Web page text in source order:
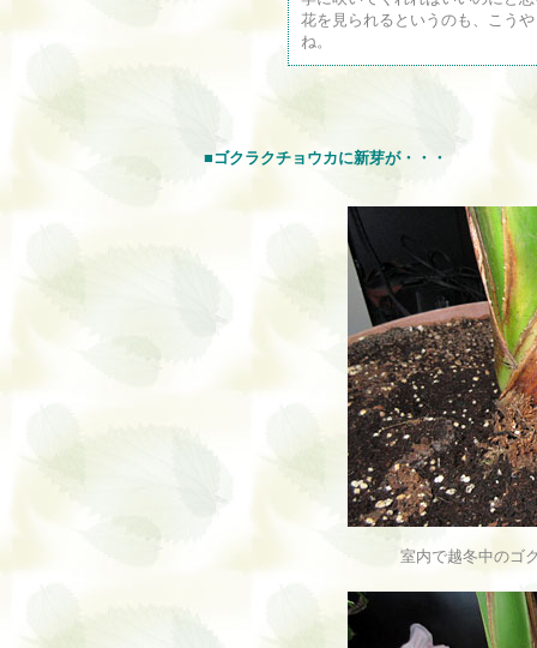
花を見られるというのも、こう
ね。
■ゴクラクチョウカに新芽が・・・
室内で越冬中のゴ